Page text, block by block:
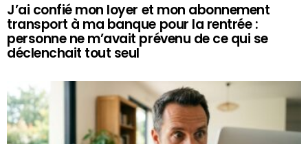
J’ai confié mon loyer et mon abonnement
transport à ma banque pour la rentrée :
personne ne m’avait prévenu de ce qui se
déclenchait tout seul